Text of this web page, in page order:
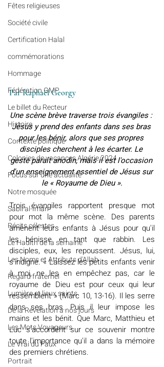
Fêtes religieuses
Société civile
Certification Halal
commémorations
Hommage
Fédération GMP
Le billet du Recteur
Histoire
Contexte politique
Colonies de vacances Algérie 2024
​​Focus sur une actualité
Notre mosquée
Sabil al-Iman
Récits célestes
Le Hadith de la semaine
Les Noms et Attributs d'Allah
Regard fraternel
Lumière et lieux saints
De la Révélation à nos jours
Les Mots Voyageurs
Le Vrai du Faux
Portrait
Par Raphaël Georgy
Une scène brève traverse trois évangiles :
Jésus y prend des enfants dans ses bras
pour les bénir, alors que ses propres
disciples cherchent à les écarter. Le
geste paraît anodin, mais il est l'occasion
d'un enseignement essentiel de Jésus sur
le « Royaume de Dieu ».
Trois évangiles rapportent presque mot
pour mot la même scène. Des parents
amènent leurs enfants à Jésus pour qu'il
les bénisse en tant que rabbin. Les
disciples, eux, les repoussent. Jésus, lui,
s'indigne. « Laissez les petits enfants venir
à moi, ne les en empêchez pas, car le
royaume de Dieu est pour ceux qui leur
ressemblent » (Marc 10, 13-16). Il les serre
dans ses bras. Puis il leur impose les
mains et les bénit. Que Marc, Matthieu et
Luc s'accordent sur ce souvenir montre
toute l'importance qu'il a dans la mémoire
des premiers chrétiens.